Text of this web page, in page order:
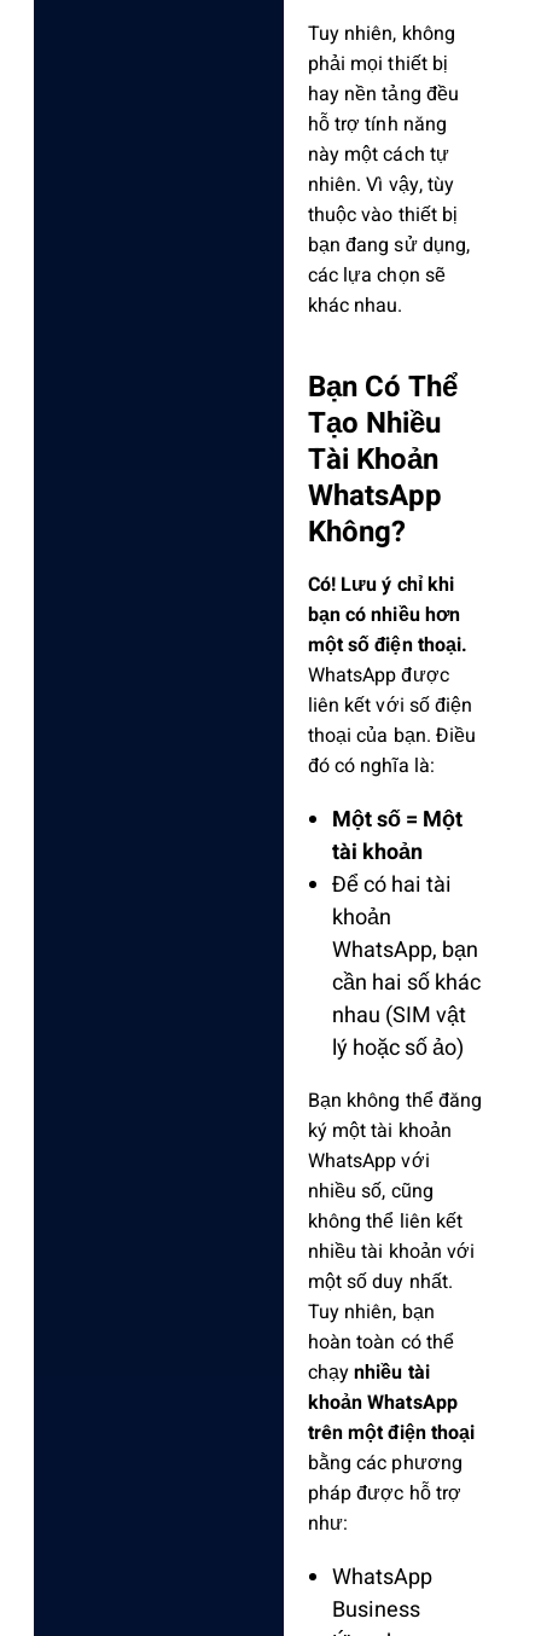
Tuy nhiên, không
phải mọi thiết bị
hay nền tảng đều
hỗ trợ tính năng
này một cách tự
nhiên. Vì vậy, tùy
thuộc vào thiết bị
bạn đang sử dụng,
các lựa chọn sẽ
khác nhau.
Bạn Có Thể
Tạo Nhiều
Tài Khoản
WhatsApp
Không?
Có! Lưu ý chỉ khi
bạn có nhiều hơn
một số điện thoại.
WhatsApp được
liên kết với số điện
thoại của bạn. Điều
đó có nghĩa là:
Một số = Một
tài khoản
Để có hai tài
khoản
WhatsApp, bạn
cần hai số khác
nhau (SIM vật
lý hoặc số ảo)
Bạn không thể đăng
ký một tài khoản
WhatsApp với
nhiều số, cũng
không thể liên kết
nhiều tài khoản với
một số duy nhất.
Tuy nhiên, bạn
hoàn toàn có thể
chạynhiều tài
khoản WhatsApp
trên một điện thoại
bằng các phương
pháp được hỗ trợ
như:
WhatsApp
Business